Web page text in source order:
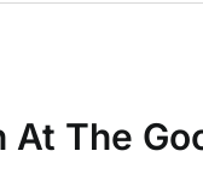
At The